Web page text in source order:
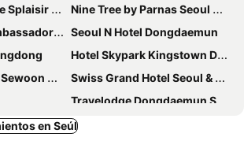
Myeongdong
Nine Tree by Parnas Seoul Myeongdong 2
Yongsan
Seoul N Hotel Dongdaemun
Hotel Skypark Kingstown Dongdaemun
Swiss Grand Hotel Seoul & Grand Suite
Travelodge Dongdaemun Seoul
Ehwa in Myeongdong
en Seúl